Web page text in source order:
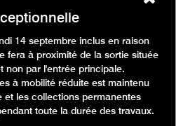
Decorum
/ Concert
14 septembre inclus en raison
fera à proximité de la sortie située
non par l'entrée principale.
à mobilité réduite est maintenu
et les collections permanentes
toute la durée des travaux.